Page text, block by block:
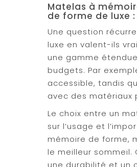
Matelas à
de forme de luxe
Une question
luxe en valent-ils
une gamme
budgets. Par
accessible, tandis
avec des matériaux
Le choix entre un
sur l’usage et
mémoire de forme,
le meilleur
une durabilité et un